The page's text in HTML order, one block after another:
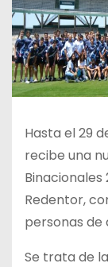
Hasta el 29
recibe una
Binacionales
Redentor,
personas de
Se trata de